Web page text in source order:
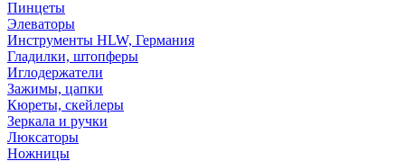
Пинцеты
Элеваторы
Инструменты HLW, Германия
Гладилки, штопферы
Иглодержатели
Зажимы, цапки
Кюреты, скейлеры
Зеркала и ручки
Люксаторы
Ножницы